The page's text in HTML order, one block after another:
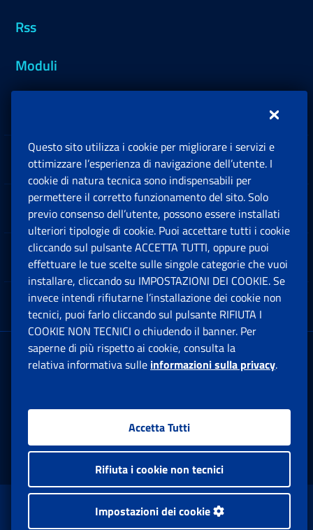
Rss
Moduli
Sedi e Contatti
Software
Note Legali
App mobile
Sede Legale : Via Ciro il Grande, 21
00144 Roma
Facebook: Apre una nuova finestra
Twitter: Apre una nuova finestra
Whatsapp: Apre una nuova
Youtube: Apre una
Instagram:
www.inps.gov.it © 1997-2026
Istituto Nazionale Previdenza Sociale.
Questo sito utilizza i cookie per migliorare i servizi e
ottimizzare l’esperienza di navigazione dell’utente. I
cookie di natura tecnica sono indispensabili per
permettere il corretto funzionamento del sito. Solo
previo consenso dell’utente, possono essere installati
ulteriori tipologie di cookie. Puoi accettare tutti i cookie
cliccando sul pulsante ACCETTA TUTTI, oppure puoi
effettuare le tue scelte sulle singole categorie che vuoi
installare, cliccando su IMPOSTAZIONI DEI COOKIE. Se
invece intendi rifiutarne l’installazione dei cookie non
tecnici, puoi farlo cliccando sul pulsante RIFIUTA I
COOKIE NON TECNICI o chiudendo il banner. Per
saperne di più rispetto ai cookie, consulta la
relativa informativa sulle informazioni sulla privacy.
Accetta Tutti
Rifiuta i cookie non tecnici
Impostazioni dei cookie